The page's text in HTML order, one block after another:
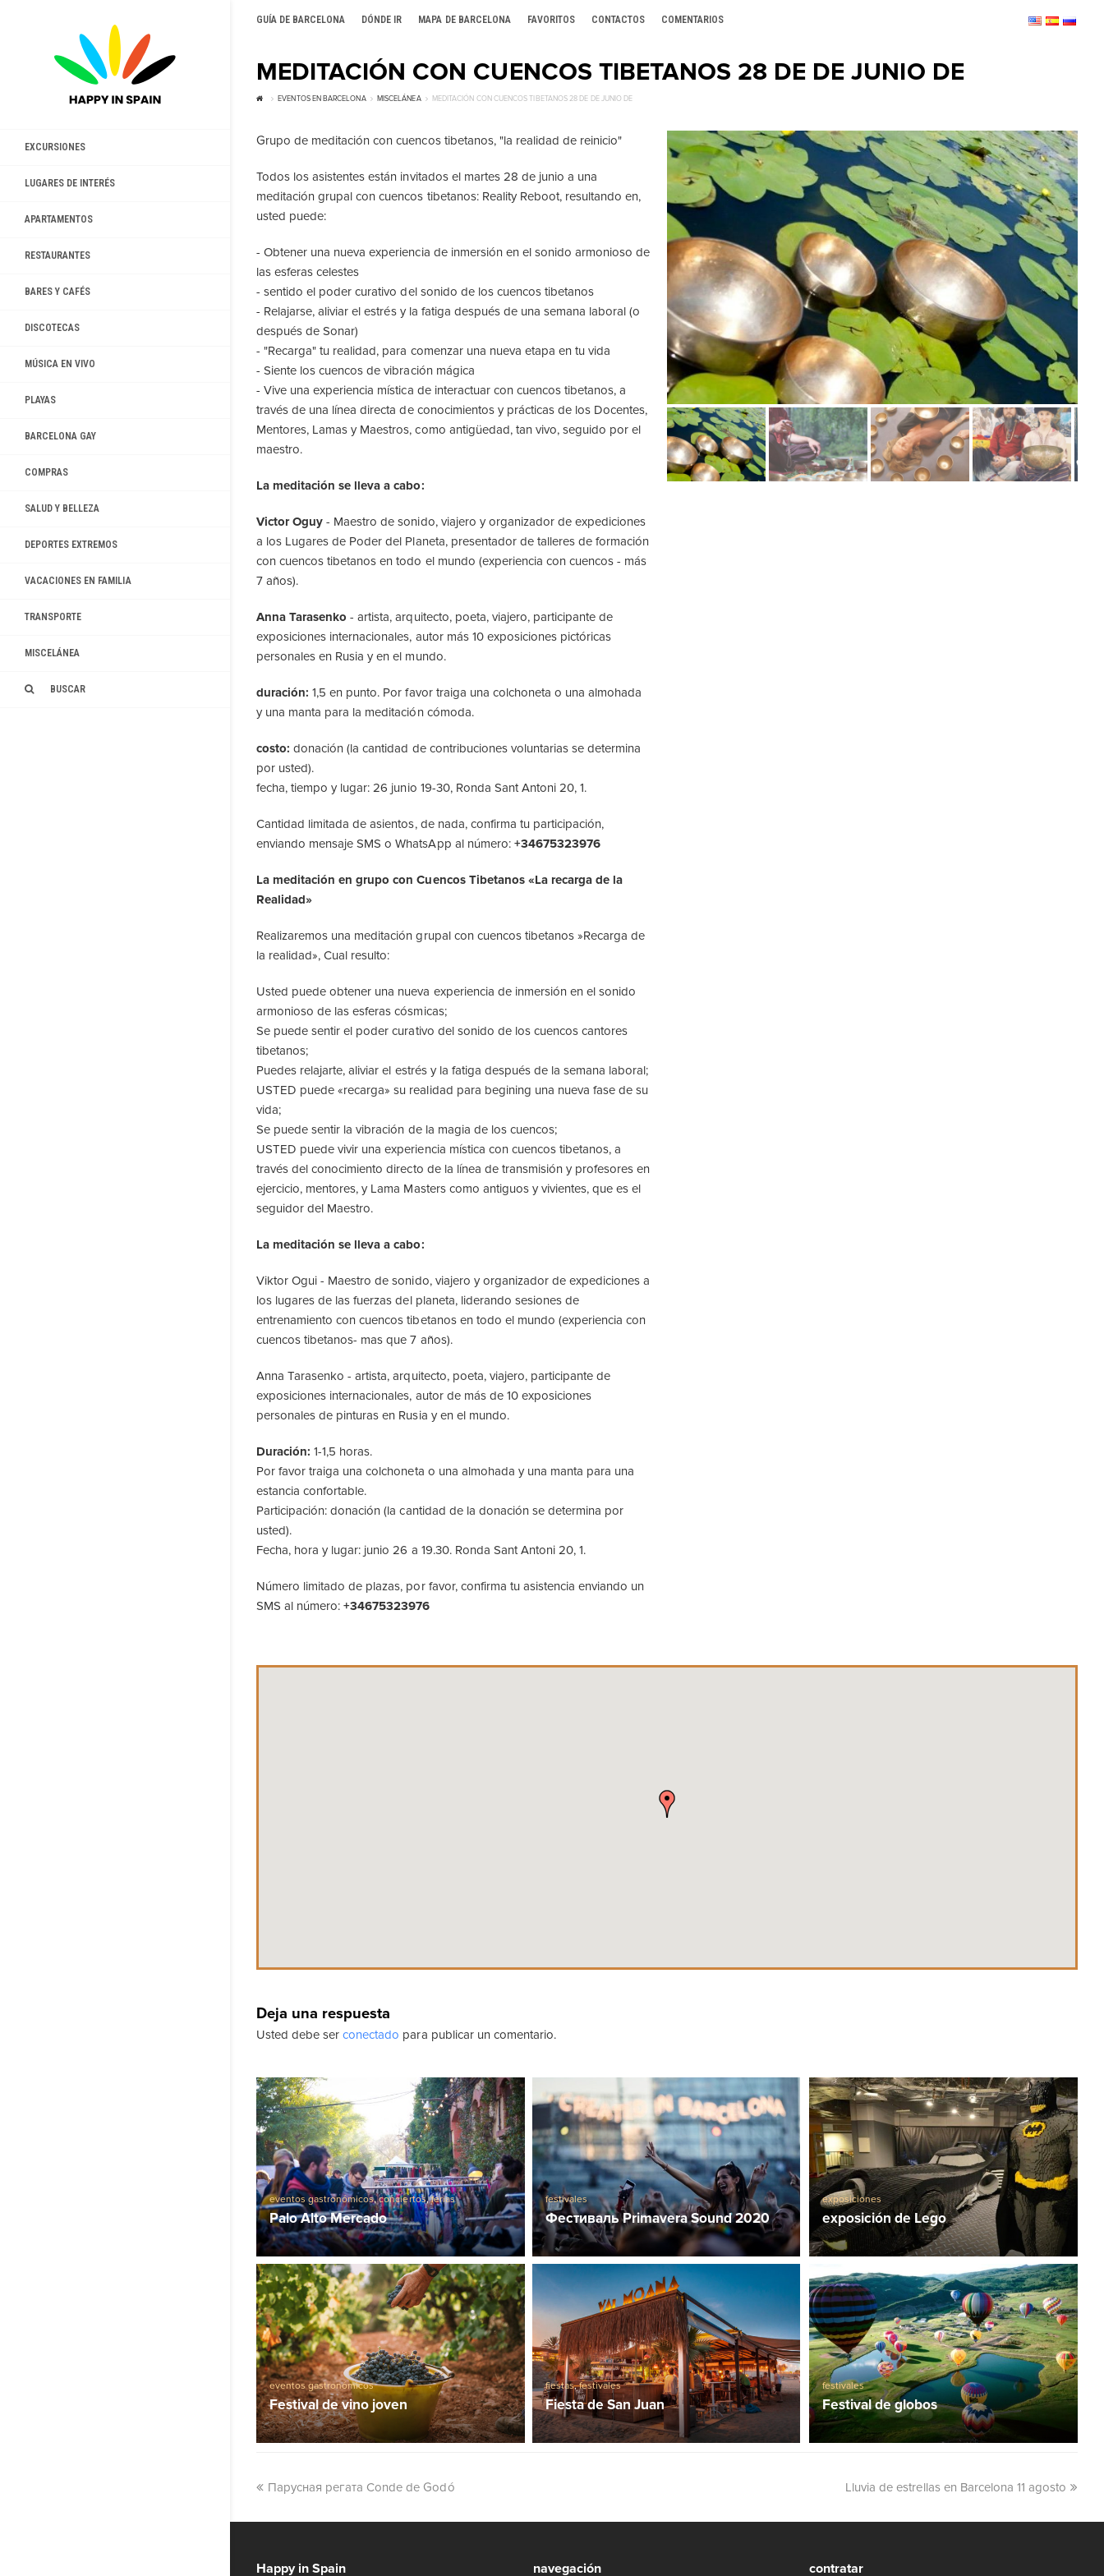
GUÍA DE BARCELONA DÓNDE IR MAPA DE BARCELONA FAVORITOS CONTACTOS COMENTARIOS
EXCURSIONES
LUGARES DE INTERÉS
APARTAMENTOS
RESTAURANTES
BARES Y CAFÉS
DISCOTECAS
MÚSICA EN VIVO
PLAYAS
BARCELONA GAY
COMPRAS
SALUD Y BELLEZA
DEPORTES EXTREMOS
VACACIONES EN FAMILIA
TRANSPORTE
MISCELÁNEA
BUSCAR
MEDITACIÓN CON CUENCOS TIBETANOS 28 DE DE JUNIO DE
EVENTOS EN BARCELONA MISCELÁNEA MEDITACIÓN CON CUENCOS TIBETANOS 28 DE DE JUNIO DE
Grupo de meditación con cuencos tibetanos, "la realidad de reinicio"
Todos los asistentes están invitados el martes 28 de junio a una
meditación grupal con cuencos tibetanos: Reality Reboot, resultando en,
usted puede:
- Obtener una nueva experiencia de inmersión en el sonido armonioso de
las esferas celestes
- sentido el poder curativo del sonido de los cuencos tibetanos
- Relajarse, aliviar el estrés y la fatiga después de una semana laboral (o
después de Sonar)
- "Recarga" tu realidad, para comenzar una nueva etapa en tu vida
- Siente los cuencos de vibración mágica
- Vive una experiencia mística de interactuar con cuencos tibetanos, a
través de una línea directa de conocimientos y prácticas de los Docentes,
Mentores, Lamas y Maestros, como antigüedad, tan vivo, seguido por el
maestro.
La meditación se lleva a cabo:
Victor Oguy - Maestro de sonido, viajero y organizador de expediciones
a los Lugares de Poder del Planeta, presentador de talleres de formación
con cuencos tibetanos en todo el mundo (experiencia con cuencos - más
7 años).
Anna Tarasenko - artista, arquitecto, poeta, viajero, participante de
exposiciones internacionales, autor más 10 exposiciones pictóricas
personales en Rusia y en el mundo.
duración: 1,5 en punto. Por favor traiga una colchoneta o una almohada
y una manta para la meditación cómoda.
costo: donación (la cantidad de contribuciones voluntarias se determina
por usted).
fecha, tiempo y lugar: 26 junio 19-30, Ronda Sant Antoni 20, 1.
Cantidad limitada de asientos, de nada, confirma tu participación,
enviando mensaje SMS o WhatsApp al número: +34675323976
La meditación en grupo con Cuencos Tibetanos «La recarga de la
Realidad»
Realizaremos una meditación grupal con cuencos tibetanos »Recarga de
la realidad», Cual resulto:
Usted puede obtener una nueva experiencia de inmersión en el sonido
armonioso de las esferas cósmicas;
Se puede sentir el poder curativo del sonido de los cuencos cantores
tibetanos;
Puedes relajarte, aliviar el estrés y la fatiga después de la semana laboral;
USTED puede «recarga» su realidad para begining una nueva fase de su
vida;
Se puede sentir la vibración de la magia de los cuencos;
USTED puede vivir una experiencia mística con cuencos tibetanos, a
través del conocimiento directo de la línea de transmisión y profesores en
ejercicio, mentores, y Lama Masters como antiguos y vivientes, que es el
seguidor del Maestro.
La meditación se lleva a cabo:
Viktor Ogui - Maestro de sonido, viajero y organizador de expediciones a
los lugares de las fuerzas del planeta, liderando sesiones de
entrenamiento con cuencos tibetanos en todo el mundo (experiencia con
cuencos tibetanos- mas que 7 años).
Anna Tarasenko - artista, arquitecto, poeta, viajero, participante de
exposiciones internacionales, autor de más de 10 exposiciones
personales de pinturas en Rusia y en el mundo.
Duración: 1-1,5 horas.
Por favor traiga una colchoneta o una almohada y una manta para una
estancia confortable.
Participación: donación (la cantidad de la donación se determina por
usted).
Fecha, hora y lugar: junio 26 a 19.30. Ronda Sant Antoni 20, 1.
Número limitado de plazas, por favor, confirma tu asistencia enviando un
SMS al número: +34675323976
Deja una respuesta
Usted debe serconectado para publicar un comentario.
eventos gastronómicos,conciertos,ferias
Palo Alto Mercado
festivales
Фестиваль Primavera Sound 2020
exposiciones
exposición de Lego
eventos gastronómicos
Festival de vino joven
fiestas,festivales
Fiesta de San Juan
festivales
Festival de globos
Парусная регата Conde de Godó Lluvia de estrellas en Barcelona 11 agosto
Happy in Spain navegación contratar